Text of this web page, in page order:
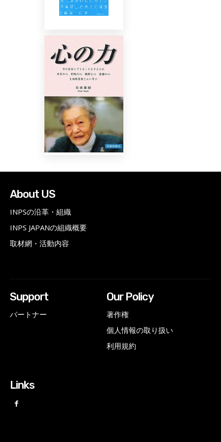
About US
INPSの沿革・組織
INPS JAPANの組織概要
取材網・活動内容
Support
パートナー
Our Policy
著作権
個人情報の取り扱い
利用規約
Links